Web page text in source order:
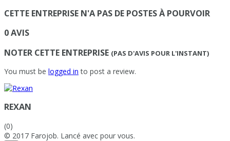
CETTE ENTREPRISE N'A PAS DE POSTES À POURVOIR
0 AVIS
NOTER CETTE ENTREPRISE (PAS D'AVIS POUR L'INSTANT)
You must be logged in to post a review.
REXAN
(0)
© 2017 Farojob. Lancé avec pour vous.